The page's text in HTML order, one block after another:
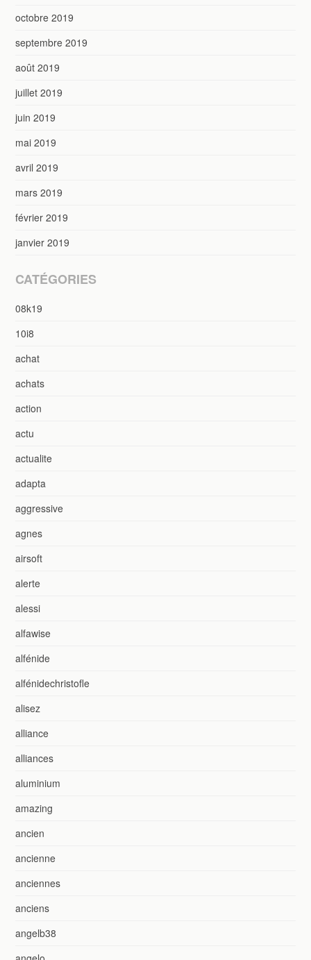
octobre 2019
septembre 2019
août 2019
juillet 2019
juin 2019
mai 2019
avril 2019
mars 2019
février 2019
janvier 2019
CATÉGORIES
08k19
10i8
achat
achats
action
actu
actualite
adapta
aggressive
agnes
airsoft
alerte
alessi
alfawise
alfénide
alfénidechristofle
alisez
alliance
alliances
aluminium
amazing
ancien
ancienne
anciennes
anciens
angelb38